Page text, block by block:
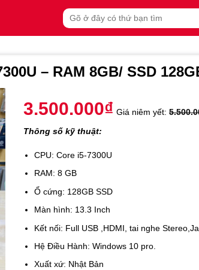
Search
for:
– RAM 8GB/ SSD
3.500.000₫ Giá niêm yết:
Thông số kỹ thuật:
CPU: Core i5-7300U
RAM: 8 GB
Ổ cứng: 128GB SSD
Màn hình: 13.3 Inch
Kết nối: Full USB ,HDMI, tai nghe
Hệ Điều Hành: Windows 10 pro.
Xuất xứ: Nhật Bản